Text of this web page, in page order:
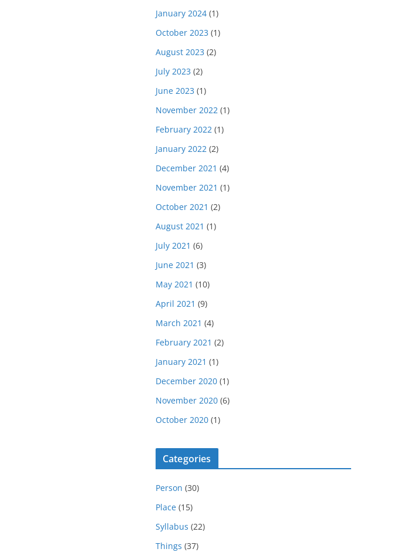
January 2024 (1)
October 2023 (1)
August 2023 (2)
July 2023 (2)
June 2023 (1)
November 2022 (1)
February 2022 (1)
January 2022 (2)
December 2021 (4)
November 2021 (1)
October 2021 (2)
August 2021 (1)
July 2021 (6)
June 2021 (3)
May 2021 (10)
April 2021 (9)
March 2021 (4)
February 2021 (2)
January 2021 (1)
December 2020 (1)
November 2020 (6)
October 2020 (1)
Categories
Person (30)
Place (15)
Syllabus (22)
Things (37)